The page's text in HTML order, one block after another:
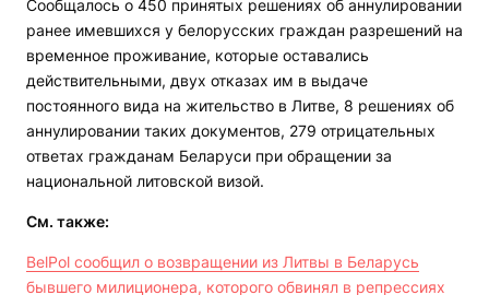
Сообщалось о 450 принятых решениях об аннулировании
ранее имевшихся у белорусских граждан разрешений на
временное проживание, которые оставались
действительными, двух отказах им в выдаче
постоянного вида на жительство в Литве, 8 решениях об
аннулировании таких документов, 279 отрицательных
ответах гражданам Беларуси при обращении за
национальной литовской визой.
См. также:
BelPol сообщил о возвращении из Литвы в Беларусь
бывшего милиционера, которого обвинял в репрессиях